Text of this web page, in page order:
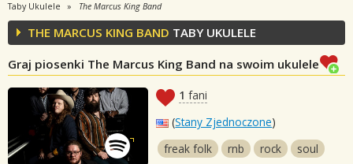
Taby Ukulele The Marcus King Band
THE MARCUS KING BAND TABY UKULELE
Graj piosenki The Marcus King Band na swoim ukulele
1 fani
(Stany Zjednoczone)
freak folk
rnb rock
soul